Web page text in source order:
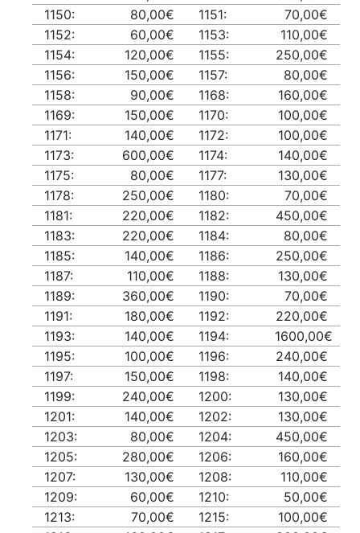
1150:
80,00€ 1151:
70,00€
1152:
60,00€ 1153:
110,00€
1154:
120,00€ 1155:
250,00€
1156:
150,00€ 1157:
80,00€
1158:
90,00€ 1168:
160,00€
1169:
150,00€ 1170:
100,00€
1171:
140,00€ 1172:
100,00€
1173:
600,00€ 1174:
140,00€
1175:
80,00€ 1177:
130,00€
1178:
250,00€ 1180:
70,00€
1181:
220,00€ 1182:
450,00€
1183:
220,00€ 1184:
80,00€
1185:
140,00€ 1186:
250,00€
1187:
110,00€ 1188:
130,00€
1189:
360,00€ 1190:
70,00€
1191:
180,00€ 1192:
220,00€
1193:
140,00€ 1194:
1600,00€
1195:
100,00€ 1196:
240,00€
1197:
150,00€ 1198:
140,00€
1199:
240,00€ 1200:
130,00€
1201:
140,00€ 1202:
130,00€
1203:
80,00€ 1204:
450,00€
1205:
280,00€ 1206:
160,00€
1207:
130,00€ 1208:
110,00€
1209:
60,00€ 1210:
50,00€
1213:
70,00€ 1215:
100,00€